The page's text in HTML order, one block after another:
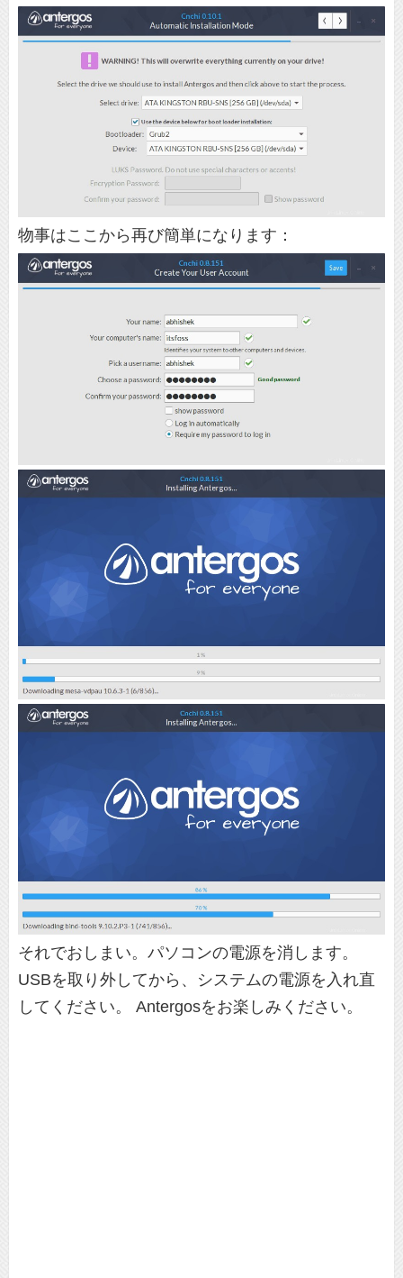
物事はここから再び簡単になります：
それでおしまい。パソコンの電源を消します。
USBを取り外してから、システムの電源を入れ直
してください。 Antergosをお楽しみください。